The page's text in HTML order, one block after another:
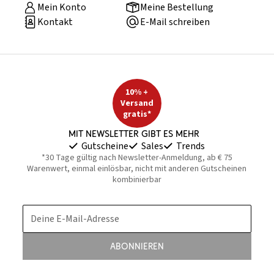
Mein Konto
Meine Bestellung
Kontakt
E-Mail schreiben
10% +
Versand
gratis*
Mit Newsletter gibt es mehr
Gutscheine Sales Trends
*30 Tage gültig nach Newsletter-Anmeldung, ab € 75
Warenwert, einmal einlösbar, nicht mit anderen Gutscheinen
kombinierbar
Deine E-Mail-Adresse
Abonnieren